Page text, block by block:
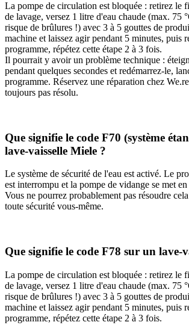
La pompe de circulation est bloquée : retirez le
de lavage, versez 1 litre d'eau chaude (max. 75
risque de brûlures !) avec 3 à 5 gouttes de
machine et laissez agir pendant 5 minutes, puis
programme, répétez cette étape 2 à 3 fois.
Il pourrait y avoir un problème technique :
pendant quelques secondes et redémarrez-le,
programme. Réservez une réparation chez
toujours pas résolu.
Que signifie le code F70 (système
lave-vaisselle Miele ?
Le système de sécurité de l'eau est activé. Le
est interrompu et la pompe de vidange se met en
Vous ne pourrez probablement pas résoudre
toute sécurité vous-même.
Que signifie le code F78 sur un lave-
La pompe de circulation est bloquée : retirez le
de lavage, versez 1 litre d'eau chaude (max. 75
risque de brûlures !) avec 3 à 5 gouttes de
machine et laissez agir pendant 5 minutes, puis
programme, répétez cette étape 2 à 3 fois.